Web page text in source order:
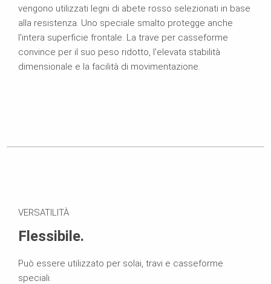
vengono utilizzati legni di abete rosso selezionati in base
alla resistenza. Uno speciale smalto protegge anche
l'intera superficie frontale. La trave per casseforme
convince per il suo peso ridotto, l'elevata stabilità
dimensionale e la facilità di movimentazione.
VERSATILITÀ
Flessibile.
Può essere utilizzato per solai, travi e casseforme
speciali.